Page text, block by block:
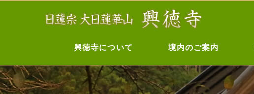
興徳寺について 境内のご案内